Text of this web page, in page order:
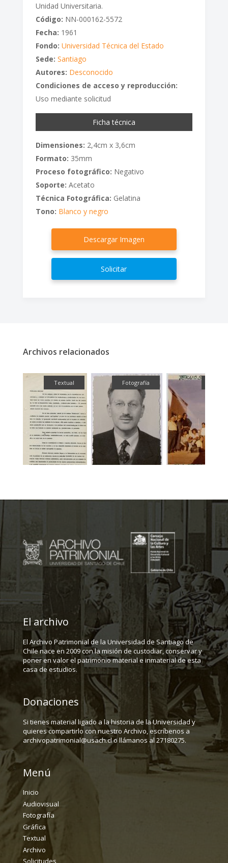
Unidad Universitaria.
Código: NN-000162-5572
Fecha: 1961
Fondo: Universidad Técnica del Estado
Sede: Santiago
Autores: Desconocido
Condiciones de acceso y reproducción:
Uso mediante solicitud
Ficha técnica
Dimensiones: 2,4cm x 3,6cm
Formato: 35mm
Proceso fotográfico: Negativo
Soporte: Acetato
Técnica Fotográfica: Gelatina
Tono: Blanco y negro
Descargar Imagen
Solicitar
Archivos relacionados
Textual Fotografía
El archivo
El Archivo Patrimonial de la Universidad de Santiago de
Chile nace en 2009 con la misión de custodiar, conservar y
poner en valor el patrimonio material e inmaterial de esta
casa de estudios.
Donaciones
Si tienes material ligado a la historia de la Universidad y
quieres compartirlo con nuestro Archivo, escríbenos a
archivopatrimonial@usach.cl o llámanos al 27180275.
Menú
Inicio
Audiovisual
Fotografía
Gráfica
Textual
Archivo
Solicitudes